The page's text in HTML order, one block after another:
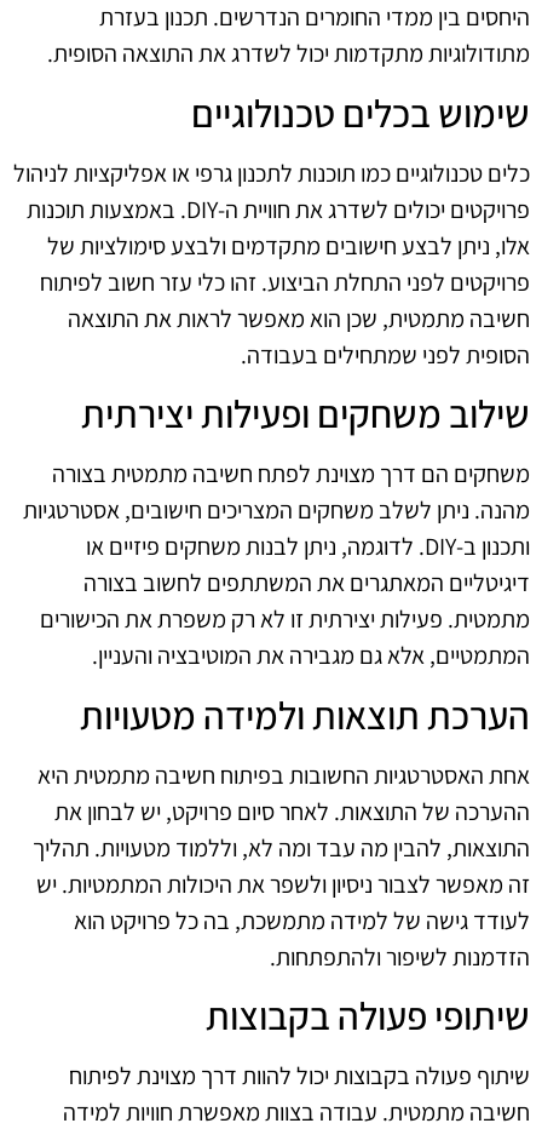
היחסים בין ממדי החומרים הנדרשים. תכנון בעזרת
מתודולוגיות מתקדמות יכול לשדרג את התוצאה הסופית.
שימוש בכלים טכנולוגיים
כלים טכנולוגיים כמו תוכנות לתכנון גרפי או אפליקציות לניהול
פרויקטים יכולים לשדרג את חוויית ה-DIY. באמצעות תוכנות
אלו, ניתן לבצע חישובים מתקדמים ולבצע סימולציות של
פרויקטים לפני התחלת הביצוע. זהו כלי עזר חשוב לפיתוח
חשיבה מתמטית, שכן הוא מאפשר לראות את התוצאה
הסופית לפני שמתחילים בעבודה.
שילוב משחקים ופעילות יצירתית
משחקים הם דרך מצוינת לפתח חשיבה מתמטית בצורה
מהנה. ניתן לשלב משחקים המצריכים חישובים, אסטרטגיות
ותכנון ב-DIY. לדוגמה, ניתן לבנות משחקים פיזיים או
דיגיטליים המאתגרים את המשתתפים לחשוב בצורה
מתמטית. פעילות יצירתית זו לא רק משפרת את הכישורים
המתמטיים, אלא גם מגבירה את המוטיבציה והעניין.
הערכת תוצאות ולמידה מטעויות
אחת האסטרטגיות החשובות בפיתוח חשיבה מתמטית היא
ההערכה של התוצאות. לאחר סיום פרויקט, יש לבחון את
התוצאות, להבין מה עבד ומה לא, וללמוד מטעויות. תהליך
זה מאפשר לצבור ניסיון ולשפר את היכולות המתמטיות. יש
לעודד גישה של למידה מתמשכת, בה כל פרויקט הוא
הזדמנות לשיפור ולהתפתחות.
שיתופי פעולה בקבוצות
שיתוף פעולה בקבוצות יכול להוות דרך מצוינת לפיתוח
חשיבה מתמטית. עבודה בצוות מאפשרת חוויות למידה